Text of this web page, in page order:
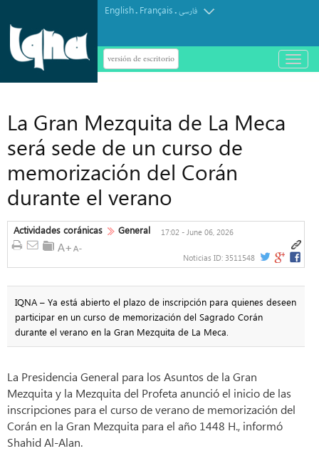
English. Français.فارسی
versión de escritorio
باز
و
La Gran Mezquita de La Meca
será sede de un curso de
memorización del Corán
durante el verano
Actividades coránicas General 17:02 - June 06, 2026
Noticias ID: 3511548
IQNA – Ya está abierto el plazo de inscripción para quienes deseen
participar en un curso de memorización del Sagrado Corán
durante el verano en la Gran Mezquita de La Meca.
La Presidencia General para los Asuntos de la Gran
Mezquita y la Mezquita del Profeta anunció el inicio de las
inscripciones para el curso de verano de memorización del
Corán en la Gran Mezquita para el año 1448 H., informó
Shahid Al-Alan.